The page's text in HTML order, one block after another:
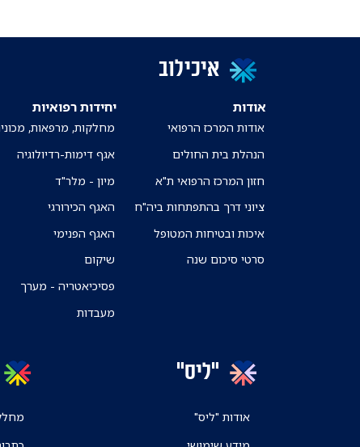
איכילוב
אודות
אודות המרכז הרפואי
הנהלת בית החולים
חזון המרכז הרפואי ת"א
ציוני דרך בהתפתחות ביה"ח
איכות ובטיחות המטופל
סרטי סיכום שנה
יחידות רפואיות
מחלקות, מרפאות,
אגף דימות-רדיולוגיה
מיון - מלר"ד
האגף הכירורגי
האגף הפנימי
שיקום
פסיכיאטריה - מערך
מעבדות
"ליס"
אודות "ליס"